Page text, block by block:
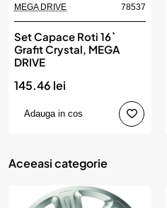
MEGA DRIVE 78537
Set Capace Roti 16`
Grafit Crystal, MEGA
DRIVE
145.46 lei
Adauga in cos
Aceeasi categorie